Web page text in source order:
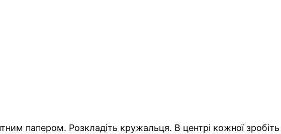
папером. Розкладіть кружальця. В центрі кожної зробіть